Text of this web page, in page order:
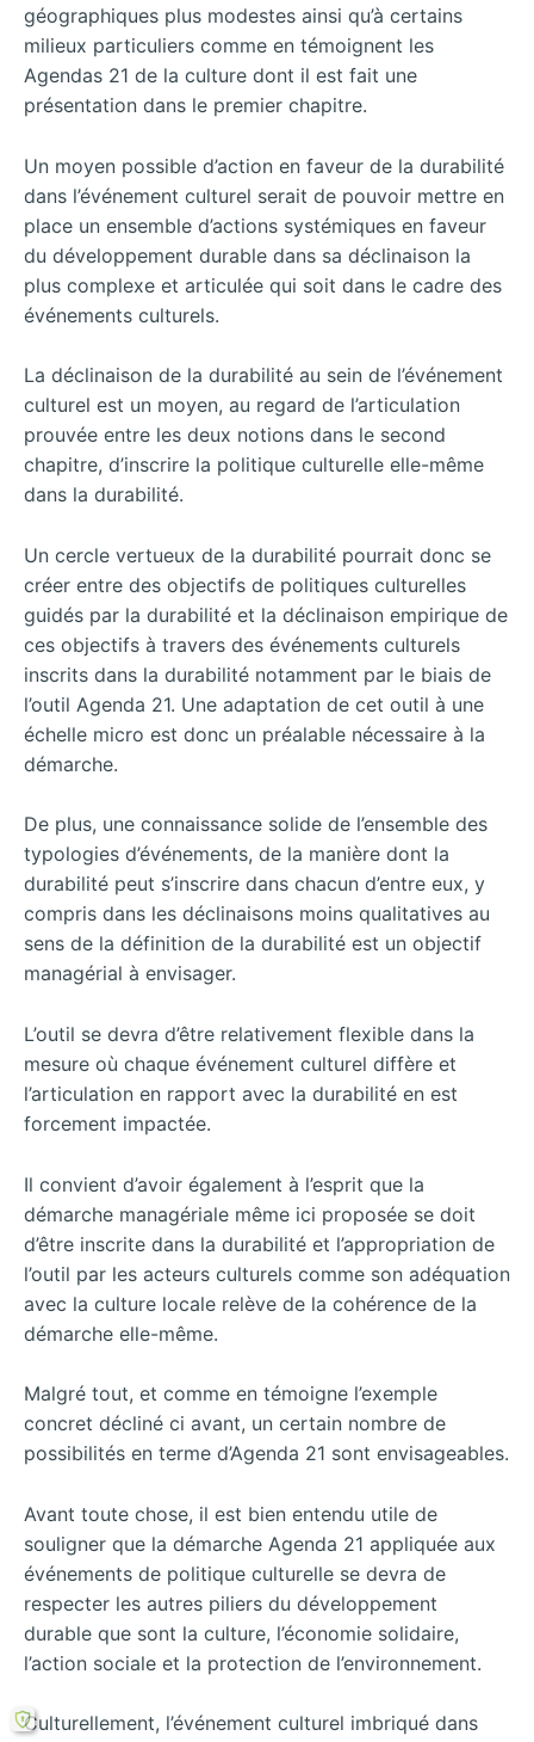
géographiques plus modestes ainsi qu’à certains
milieux particuliers comme en témoignent les
Agendas 21 de la culture dont il est fait une
présentation dans le premier chapitre.
Un moyen possible d’action en faveur de la durabilité
dans l’événement culturel serait de pouvoir mettre en
place un ensemble d’actions systémiques en faveur
du développement durable dans sa déclinaison la
plus complexe et articulée qui soit dans le cadre des
événements culturels.
La déclinaison de la durabilité au sein de l’événement
culturel est un moyen, au regard de l’articulation
prouvée entre les deux notions dans le second
chapitre, d’inscrire la politique culturelle elle-même
dans la durabilité.
Un cercle vertueux de la durabilité pourrait donc se
créer entre des objectifs de politiques culturelles
guidés par la durabilité et la déclinaison empirique de
ces objectifs à travers des événements culturels
inscrits dans la durabilité notamment par le biais de
l’outil Agenda 21. Une adaptation de cet outil à une
échelle micro est donc un préalable nécessaire à la
démarche.
De plus, une connaissance solide de l’ensemble des
typologies d’événements, de la manière dont la
durabilité peut s’inscrire dans chacun d’entre eux, y
compris dans les déclinaisons moins qualitatives au
sens de la définition de la durabilité est un objectif
managérial à envisager.
L’outil se devra d’être relativement flexible dans la
mesure où chaque événement culturel diffère et
l’articulation en rapport avec la durabilité en est
forcement impactée.
Il convient d’avoir également à l’esprit que la
démarche managériale même ici proposée se doit
d’être inscrite dans la durabilité et l’appropriation de
l’outil par les acteurs culturels comme son adéquation
avec la culture locale relève de la cohérence de la
démarche elle-même.
Malgré tout, et comme en témoigne l’exemple
concret décliné ci avant, un certain nombre de
possibilités en terme d’Agenda 21 sont envisageables.
Avant toute chose, il est bien entendu utile de
souligner que la démarche Agenda 21 appliquée aux
événements de politique culturelle se devra de
respecter les autres piliers du développement
durable que sont la culture, l’économie solidaire,
l’action sociale et la protection de l’environnement.
Culturellement, l’événement culturel imbriqué dans